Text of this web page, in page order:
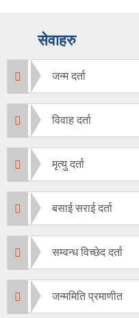
सेवाहरु
जन्म दर्ता
विवाह दर्ता
मृत्यु दर्ता
बसाई सराई दर्ता
सम्वन्ध विच्छेद दर्ता
जन्ममिति प्रमाणीत